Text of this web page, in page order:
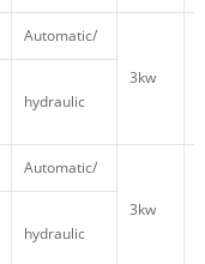
Automatic/
3kw
hydraulic
Automatic/
3kw
hydraulic